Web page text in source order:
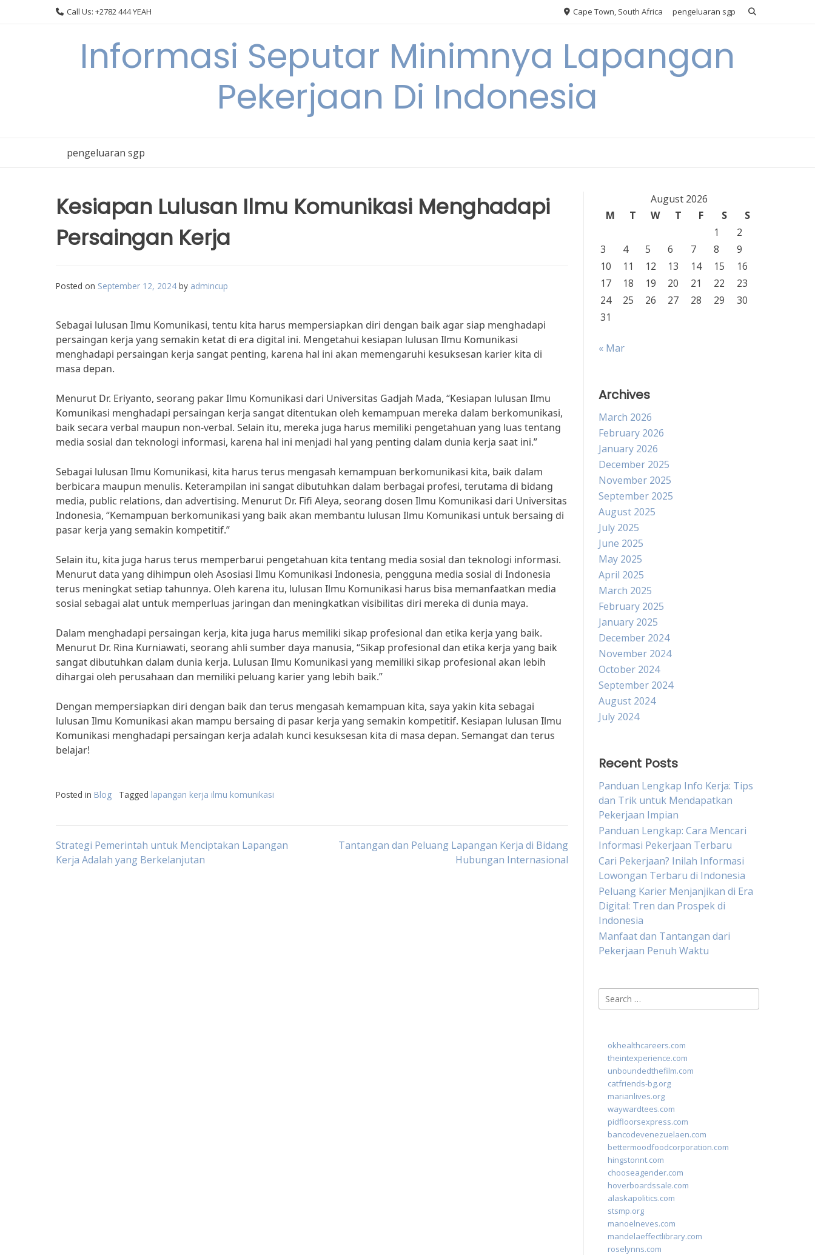
Call Us: +2782 444 YEAH Cape Town, South Africa pengeluaran sgp
Informasi Seputar Minimnya Lapangan
Pekerjaan Di Indonesia
pengeluaran sgp
Kesiapan Lulusan Ilmu Komunikasi Menghadapi
Persaingan Kerja
Posted on September 12, 2024 by admincup
Sebagai lulusan Ilmu Komunikasi, tentu kita harus mempersiapkan diri dengan baik agar siap menghadapi
persaingan kerja yang semakin ketat di era digital ini. Mengetahui kesiapan lulusan Ilmu Komunikasi
menghadapi persaingan kerja sangat penting, karena hal ini akan memengaruhi kesuksesan karier kita di
masa depan.
Menurut Dr. Eriyanto, seorang pakar Ilmu Komunikasi dari Universitas Gadjah Mada, “Kesiapan lulusan Ilmu
Komunikasi menghadapi persaingan kerja sangat ditentukan oleh kemampuan mereka dalam berkomunikasi,
baik secara verbal maupun non-verbal. Selain itu, mereka juga harus memiliki pengetahuan yang luas tentang
media sosial dan teknologi informasi, karena hal ini menjadi hal yang penting dalam dunia kerja saat ini.”
Sebagai lulusan Ilmu Komunikasi, kita harus terus mengasah kemampuan berkomunikasi kita, baik dalam
berbicara maupun menulis. Keterampilan ini sangat dibutuhkan dalam berbagai profesi, terutama di bidang
media, public relations, dan advertising. Menurut Dr. Fifi Aleya, seorang dosen Ilmu Komunikasi dari Universitas
Indonesia, “Kemampuan berkomunikasi yang baik akan membantu lulusan Ilmu Komunikasi untuk bersaing di
pasar kerja yang semakin kompetitif.”
Selain itu, kita juga harus terus memperbarui pengetahuan kita tentang media sosial dan teknologi informasi.
Menurut data yang dihimpun oleh Asosiasi Ilmu Komunikasi Indonesia, pengguna media sosial di Indonesia
terus meningkat setiap tahunnya. Oleh karena itu, lulusan Ilmu Komunikasi harus bisa memanfaatkan media
sosial sebagai alat untuk memperluas jaringan dan meningkatkan visibilitas diri mereka di dunia maya.
Dalam menghadapi persaingan kerja, kita juga harus memiliki sikap profesional dan etika kerja yang baik.
Menurut Dr. Rina Kurniawati, seorang ahli sumber daya manusia, “Sikap profesional dan etika kerja yang baik
sangat dibutuhkan dalam dunia kerja. Lulusan Ilmu Komunikasi yang memiliki sikap profesional akan lebih
dihargai oleh perusahaan dan memiliki peluang karier yang lebih baik.”
Dengan mempersiapkan diri dengan baik dan terus mengasah kemampuan kita, saya yakin kita sebagai
lulusan Ilmu Komunikasi akan mampu bersaing di pasar kerja yang semakin kompetitif. Kesiapan lulusan Ilmu
Komunikasi menghadapi persaingan kerja adalah kunci kesuksesan kita di masa depan. Semangat dan terus
belajar!
Posted in Blog Tagged lapangan kerja ilmu komunikasi
Post
Strategi Pemerintah untuk Menciptakan Lapangan
Kerja Adalah yang Berkelanjutan
Tantangan dan Peluang Lapangan Kerja di Bidang
Hubungan Internasional
August 2026
M
T W T F S
S
1
2
3
4 5 6 7 8
9
10
11 12 13 14 15
16
17
18 19 20 21 22
23
24
25 26 27 28 29
30
31
« Mar
Archives
March 2026
February 2026
January 2026
December 2025
November 2025
September 2025
August 2025
July 2025
June 2025
May 2025
April 2025
March 2025
February 2025
January 2025
December 2024
November 2024
October 2024
September 2024
August 2024
July 2024
Recent Posts
Panduan Lengkap Info Kerja: Tips
dan Trik untuk Mendapatkan
Pekerjaan Impian
Panduan Lengkap: Cara Mencari
Informasi Pekerjaan Terbaru
Cari Pekerjaan? Inilah Informasi
Lowongan Terbaru di Indonesia
Peluang Karier Menjanjikan di Era
Digital: Tren dan Prospek di
Indonesia
Manfaat dan Tantangan dari
Pekerjaan Penuh Waktu
Search
for:
okhealthcareers.com
theintexperience.com
unboundedthefilm.com
catfriends-bg.org
marianlives.org
waywardtees.com
pidfloorsexpress.com
bancodevenezuelaen.com
bettermoodfoodcorporation.com
hingstonnt.com
chooseagender.com
hoverboardssale.com
alaskapolitics.com
stsmp.org
manoelneves.com
mandelaeffectlibrary.com
roselynns.com